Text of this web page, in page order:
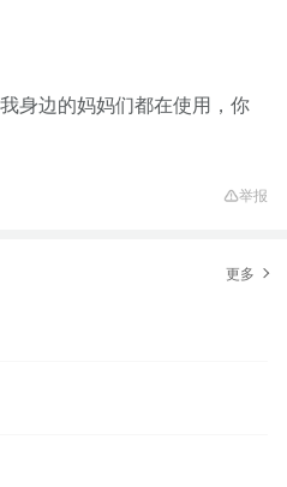
身边的妈妈们都在使用，你
举报
更多